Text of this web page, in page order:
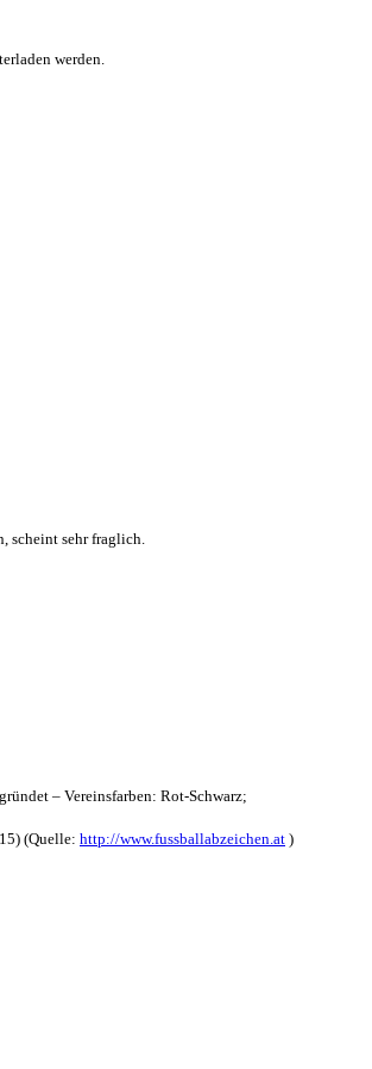
werden.
scheint sehr fraglich.
– Vereinsfarben: Rot-Schwarz;
(Quelle: http://www.fussballabzeichen.at )